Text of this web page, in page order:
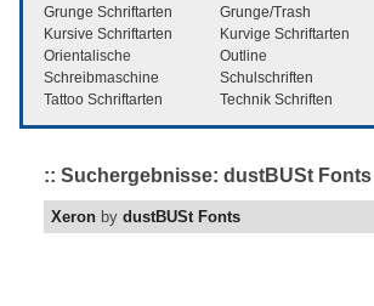
Grunge Schriftarten
Grunge/Trash
Kursive Schriftarten
Kurvige Schriftarten
Orientalische
Outline
Schreibmaschine
Schulschriften
Tattoo Schriftarten
Technik Schriften
:: Suchergebnisse: dustBUSt Fonts
Xeron by dustBUSt Fonts